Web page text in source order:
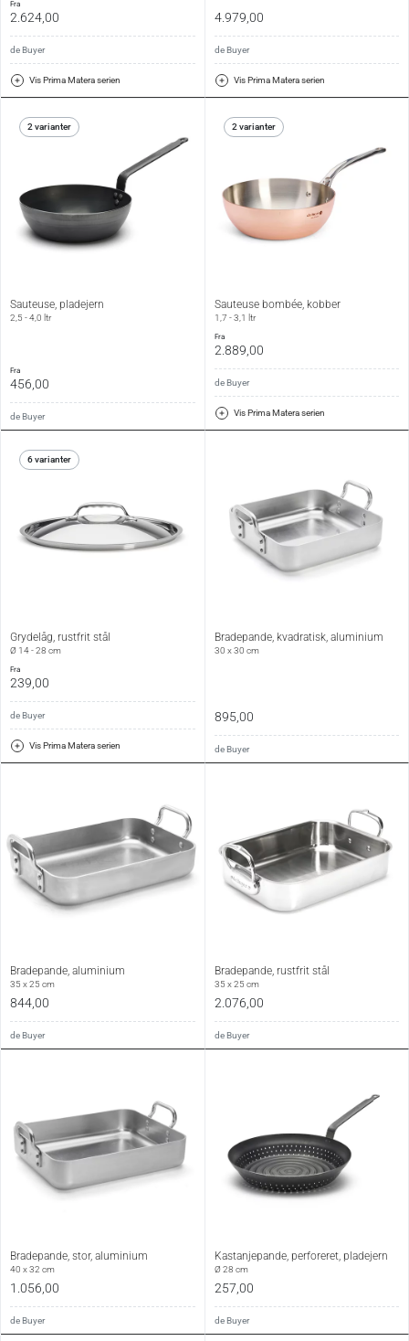
fra
2.624,00
de Buyer
Vis Prima Matera serien
4.979,00
de Buyer
Vis Prima Matera serien
2 varianter
Sauteuse, pladejern
2,5 - 4,0 ltr
fra
456,00
de Buyer
2 varianter
Sauteuse bombée, kobber
1,7 - 3,1 ltr
fra
2.889,00
de Buyer
Vis Prima Matera serien
6 varianter
Grydelåg, rustfrit stål
Ø 14 - 28 cm
fra
239,00
de Buyer
Vis Prima Matera serien
Bradepande, kvadratisk, aluminium
30 x 30 cm
895,00
de Buyer
Bradepande, aluminium
35 x 25 cm
844,00
de Buyer
Bradepande, rustfrit stål
35 x 25 cm
2.076,00
de Buyer
Bradepande, stor, aluminium
40 x 32 cm
1.056,00
de Buyer
Kastanjepande, perforeret, pladejern
Ø 28 cm
257,00
de Buyer